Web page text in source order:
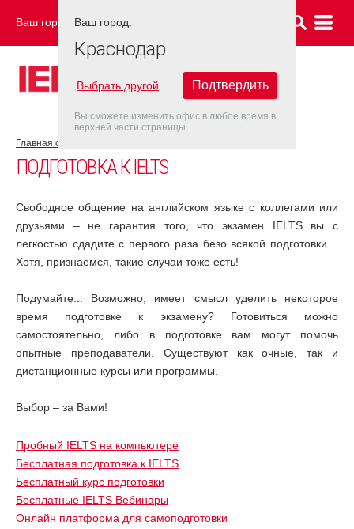
Ваш город: КРАСНОДАР
Главная страница
ПОДГОТОВКА К IELTS
Свободное общение на английском языке с коллегами или
друзьями – не гарантия того, что экзамен IELTS вы с
легкостью сдадите с первого раза безо всякой подготовки…
Хотя, признаемся, такие случаи тоже есть!
Подумайте... Возможно, имеет смысл уделить некоторое
время подготовке к экзамену? Готовиться можно
самостоятельно, либо в подготовке вам могут помочь
опытные преподаватели. Существуют как очные, так и
дистанционные курсы или программы.
Выбор – за Вами!
Пробный IELTS на компьютере
Бесплатная подготовка к IELTS
Бесплатный курс подготовки
Бесплатные IELTS Вебинары
Онлайн платформа для самоподготовки
Ваш город:
Краснодар
Выбрать другой Подтвердить
Вы сможете изменить офис в любое время в
верхней части страницы